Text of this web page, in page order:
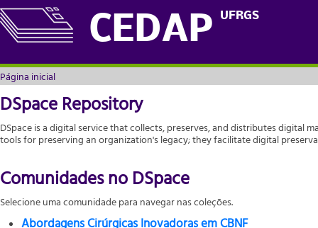
CEDAP UFRGS
Página inicial
Página inicial
DSpace Repository
DSpace is a digital service that collects, preserves, and distributes digital
tools for preserving an organization's legacy; they facilitate digital
Comunidades no DSpace
Selecione uma comunidade para navegar nas coleções.
Abordagens Cirúrgicas Inovadoras em CBNF